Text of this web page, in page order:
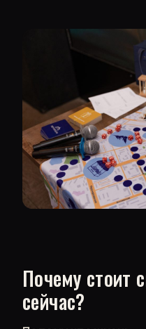
Почему стоит
сейчас?